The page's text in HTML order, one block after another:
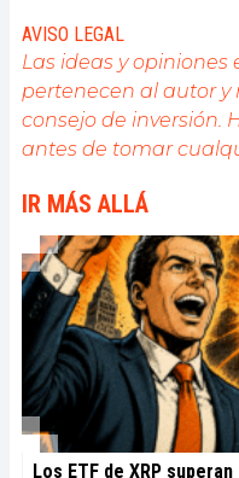
AVISO LEGAL
Las ideas y
pertenecen al autor
consejo de inversión.
antes de tomar
IR MÁS ALLÁ
Los ETF de XRP